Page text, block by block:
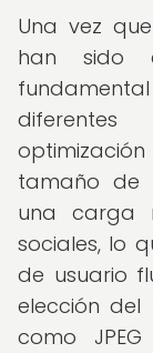
Una vez
han sido
tamaño de
una carga
sociales, lo
de usuario
elección
como